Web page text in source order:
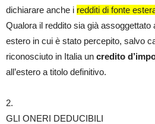
dichiarare anche i redditi di fonte
Qualora il reddito sia già assoggettato
estero in cui è stato percepito, salvo
riconosciuto in Italia un credito
all’estero a titolo definitivo.
2.
GLI ONERI DEDUCIBILI